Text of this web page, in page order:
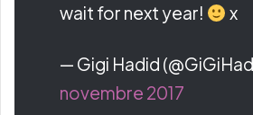
wait for next year!
x
— Gigi Hadid
novembre 2017